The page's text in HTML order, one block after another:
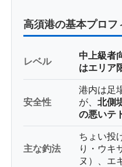
高須港の基本プロフ
レベル
中上級者
はエリア
安全性
港内は足
が、 北側
の悪いテ
主な釣法
ちょい投
り・ウキ
ヌ）、エ